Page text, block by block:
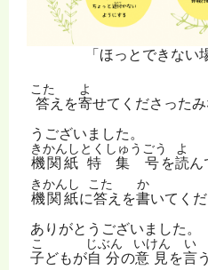
「ほっとできない
答
こた
えを寄
よ
せてくださった
うございました。
機関紙
きかんし
特集号
とくしゅうごう
を読
よ
ん
機関紙
きかんし
に答
こた
えを書
か
いてく
ありがとうございました。
子
こ
どもが自分
じぶん
の意見
いけん
を言
い